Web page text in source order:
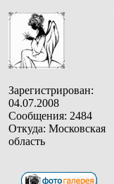
Зарегистрирован:
04.07.2008
Сообщения: 2484
Откуда: Московская
область